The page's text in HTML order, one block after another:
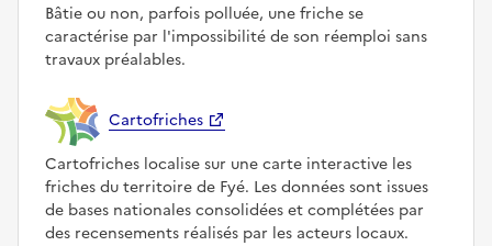
Bâtie ou non, parfois polluée, une friche se
caractérise par l'impossibilité de son réemploi sans
travaux préalables.
Cartofriches
Cartofriches localise sur une carte interactive les
friches du territoire de Fyé. Les données sont issues
de bases nationales consolidées et complétées par
des recensements réalisés par les acteurs locaux.